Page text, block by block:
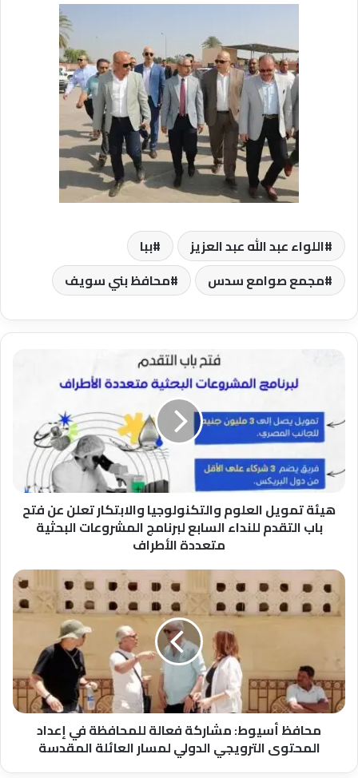
اللواء عبد الله عبد العزيز
ببا
مجمع صوامع سدس
محافظ بني سويف
والتكنولوجيا
والابتكار
تعلن
فتح
التقدم
السابع
المشروعات
البحثية
متعددة
الأطراف
هيئة تمويل العلوم والتكنولوجيا والابتكار تعلن عن فتح
باب التقدم للنداء السابع لبرنامج المشروعات البحثية
متعددة الأطراف
محافظ
أسيوط:
مشاركة
في
إعداد
المحتوى
الترويجي
الدوليمحافظ أسيوط: مشاركة فعالة للمحافظة في إعداد
المحتوى الترويجي الدولي لمسار العائلة المقدسة